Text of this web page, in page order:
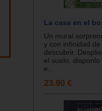
La casa en el
Un mural
y con infinidad
descubrir.
el suelo,
e...
23.90 €